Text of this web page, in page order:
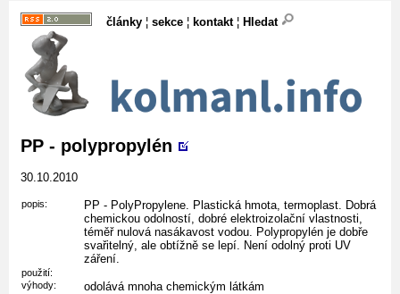
články ¦ sekce ¦ kontakt¦ Hledat
PP - polypropylén
30.10.2010
popis:
PP - PolyPropylene. Plastická hmota, termoplast. Dobrá
chemickou odolností, dobré elektroizolační vlastnosti,
téměř nulová nasákavost vodou. Polypropylén je dobře
svařitelný, ale obtížně se lepí. Není odolný proti UV
záření.
použití:
výhody:
odolává mnoha chemickým látkám